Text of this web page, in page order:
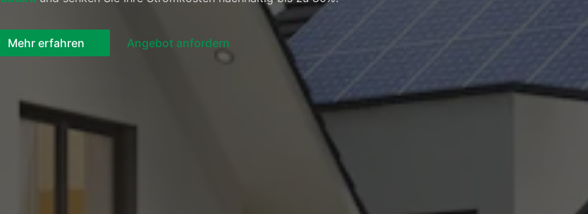
Mehr erfahren Angebot anfordern